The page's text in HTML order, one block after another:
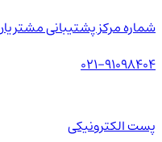
شماره مرکز پشتیبانی مشتریان
021-91098404
پست الکترونیکی